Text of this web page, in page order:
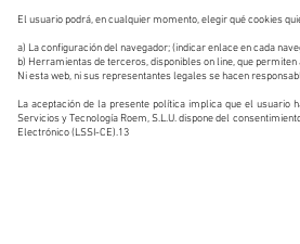
El usuario podrá, en cualquier momento, elegir qué cookies
a) La configuración del navegador; (indicar enlace en cada
b) Herramientas de terceros, disponibles on line, que
Ni esta web, ni sus representantes legales se hacen
La aceptación de la presente política implica que el
Servicios y Tecnología Roem, S.L.U. dispone del
Electrónico (LSSI-CE).13